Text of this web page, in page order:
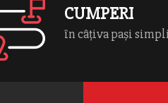
CUMPERI
în câțiva pași